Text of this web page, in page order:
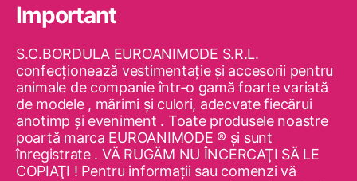
Important
S.C.BORDULA EUROANIMODE S.R.L.
confecţionează vestimentaţie şi accesorii pentru
animale de companie într-o gamă foarte variată
de modele , mărimi şi culori, adecvate fiecărui
anotimp şi eveniment . Toate produsele noastre
poartă marca EUROANIMODE ® şi sunt
înregistrate . VĂ RUGĂM NU ÎNCERCAŢI SĂ LE
COPIAŢI ! Pentru informaţii sau comenzi vă